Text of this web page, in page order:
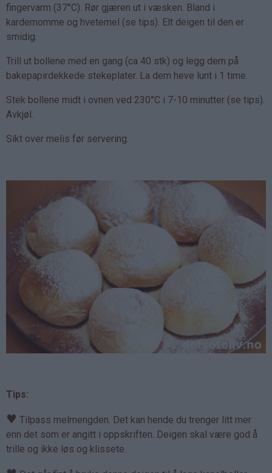
fingervarm (37°C). Rør gjæren ut i væsken. Bland i
kardemomme og hvetemel (se tips). Elt deigen til den er
smidig.
Trill ut bollene med en gang (ca 40 stk) og legg dem på
bakepapirdekkede stekeplater. La dem heve lunt i 1 time.
Stek bollene midt i ovnen ved 230°C i 7-10 minutter (se tips).
Avkjøl.
Sikt over melis før servering.
Tips:
♥ Tilpass melmengden. Det kan hende du trenger litt mer
enn det som er angitt i oppskriften. Deigen skal være god å
trille og ikke løs og klissete.